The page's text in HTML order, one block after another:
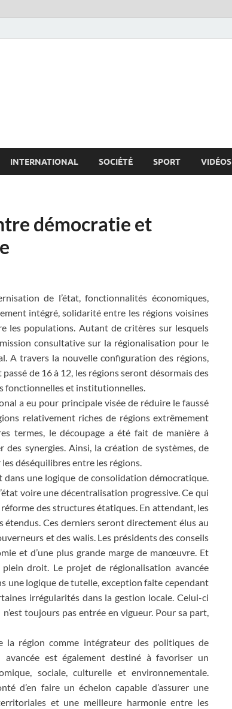
INTERNATIONAL SOCIÉTÉ SPORT VIDÉOS
démocratie et
de l’état, fonctionnalités économiques,
intégré, solidarité entre les régions voisines
les populations. Autant de critères sur lesquels
consultative sur la régionalisation pour le
A travers la nouvelle configuration des régions,
de 16 à 12, les régions seront désormais des
fonctionnelles et institutionnelles.
a eu pour principale visée de réduire le faussé
relativement riches de régions extrêmement
termes, le découpage a été fait de manière à
synergies. Ainsi, la création de systèmes, de
déséquilibres entre les régions.
une logique de consolidation démocratique.
voire une décentralisation progressive. Ce qui
des structures étatiques. En attendant, les
Ces derniers seront directement élus au
et des walis. Les présidents des conseils
et d’une plus grande marge de manœuvre. Et
plein droit. Le projet de régionalisation avancée
une logique de tutelle, exception faite cependant
irrégularités dans la gestion locale. Celui-ci
toujours pas entrée en vigueur. Pour sa part,
la région comme intégrateur des politiques de
est également destiné à favoriser un
sociale, culturelle et environnementale.
d’en faire un échelon capable d’assurer une
et une meilleure harmonie entre les